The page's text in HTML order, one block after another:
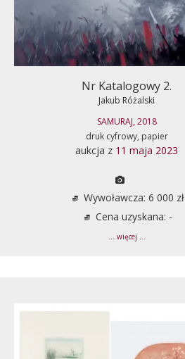
Nr Katalogowy 2.
Jakub Różalski
SAMURAJ, 2018
druk cyfrowy, papier
aukcja z 11 maja 2023
Wywoławcza: 6 000 zł
Cena uzyskana: -
... więcej ...